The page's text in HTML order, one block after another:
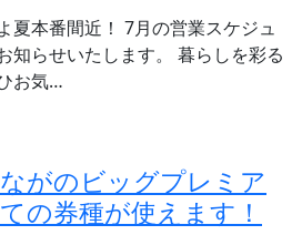
夏本番間近！ 7月の営業スケジュ
知らせいたします。 暮らしを彩る
お気…
がのビッグプレミア
の券種が使えます！